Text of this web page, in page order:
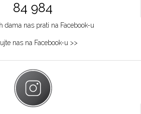
84 984
dama nas prati na Facebook-u
nas na Facebook-u >>